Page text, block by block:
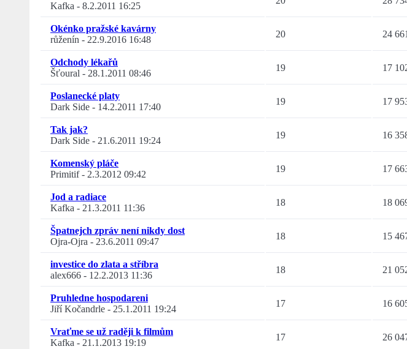
Kafka - 8.2.2011 16:25
Okénko pražské kavárny
růženín - 22.9.2016 16:48
20 24
Odchody lékařů
Šťoural - 28.1.2011 08:46
19 17
Poslanecké platy
Dark Side - 14.2.2011 17:40
19 17
Tak jak?
Dark Side - 21.6.2011 19:24
19 16
Komenský pláče
Primitif- 2.3.2012 09:42
19 17
Jod a radiace
Kafka - 21.3.2011 11:36
18 18
Špatnejch zpráv není nikdy dost
Ojra-Ojra - 23.6.2011 09:47
18 15
investice do zlata a stříbra
alex666 - 12.2.2013 11:36
18 21
Pruhledne hospodareni
Jiří Kočandrle - 25.1.2011 19:24
17 16
Vraťme se už raději k filmům
Kafka - 21.1.2013 19:19
17 26